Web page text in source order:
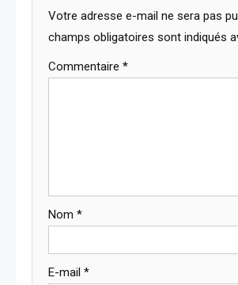
Votre adresse e-mail ne sera pas
champs obligatoires sont indiqués
Commentaire *
Nom *
E-mail *